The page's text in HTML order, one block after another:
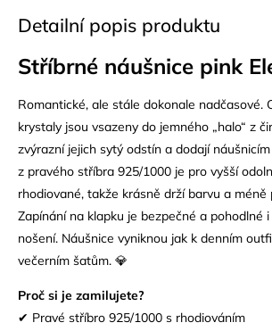
Detailní popis produktu
Stříbrné náušnice pink
Romantické, ale stále dokonale nadčasové.
krystaly jsou vsazeny do jemného „halo“ z
zvýrazní jejich sytý odstín a dodají
z pravého stříbra 925/1000 je pro vyšší
rhodiované, takže krásně drží barvu a
Zapínání na klapku je bezpečné a pohodlné
nošení. Náušnice vyniknou jak k denním
večerním šatům. 💎
Proč si je zamilujete?
✔ Pravé stříbro 925/1000 s rhodiováním